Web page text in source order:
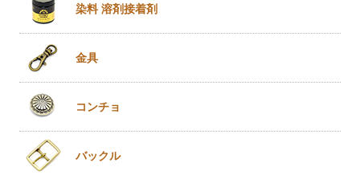
染料 溶剤接着剤
金具
コンチョ
バックル